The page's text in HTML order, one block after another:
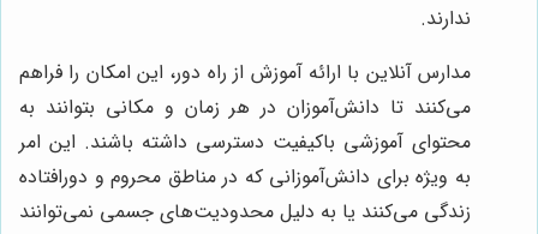
ندارند.
مدارس آنلاین با ارائه آموزش از راه دور، این امکان را فراهم
می‌کنند تا دانش‌آموزان در هر زمان و مکانی بتوانند به
محتوای آموزشی باکیفیت دسترسی داشته باشند. این امر
به ویژه برای دانش‌آموزانی که در مناطق محروم و دورافتاده
زندگی می‌کنند یا به دلیل محدودیت‌های جسمی نمی‌توانند